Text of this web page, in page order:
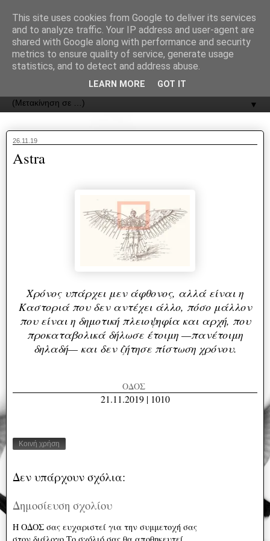
ΟΔΟΣ
▼
26.11.19
Astra
Χρόνος υπάρχει μεν άφθονος, αλλά είναι η
Καστοριά που δεν αντέχει άλλο, πόσο μάλλον
που είναι η δημοτική πλειοψηφία και αρχή, που
προκαταβολικά δήλωσε έτοιμη —πανέτοιμη
δηλαδή— και δεν ζήτησε πίστωση χρόνου.
ΟΔΟΣ
21.11.2019 | 1010
Κοινή χρήση
Δεν υπάρχουν σχόλια:
Δημοσίευση σχολίου
Η ΟΔΟΣ σας ευχαριστεί για την συμμετοχή σας
This site uses cookies from Google to deliver its services
and to analyze traffic. Your IP address and user-agent are
shared with Google along with performance and security
metrics to ensure quality of service, generate usage
statistics, and to detect and address abuse.
LEARN MORE GOT IT